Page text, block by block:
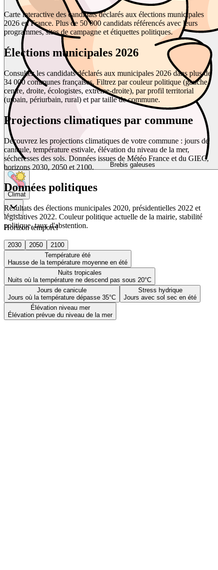
Brebis galeuses
Climat
Horizon temporel
2030 2050
2100
Température été
Hausse de la température moyenne en été
Nuits tropicales
Nuits où la température ne descend pas sous 20°C
Jours de canicule
Jours où la température dépasse 35°C
Stress hydrique
Jours avec sol sec en été
Élévation niveau mer
Élévation prévue du niveau de la mer
Carte interactive des candidats déclarés aux élections municipales
2026 en France. Plus de 50 000 candidats référencés avec leurs
programmes, sites de campagne et étiquettes politiques.
Élections municipales 2026
Consultez les candidats déclarés aux municipales 2026 dans plus de
34 000 communes françaises. Filtrez par couleur politique (gauche,
centre, droite, écologistes, extrême-droite), par profil territorial
(urbain, périurbain, rural) et par taille de commune.
Projections climatiques par commune
Découvrez les projections climatiques de votre commune : jours de
canicule, température estivale, élévation du niveau de la mer,
sécheresses des sols. Données issues de Météo France et du GIEC,
horizons 2030, 2050 et 2100.
Données politiques
Résultats des élections municipales 2020, présidentielles 2022 et
législatives 2022. Couleur politique actuelle de la mairie, stabilité
politique, taux d'abstention.